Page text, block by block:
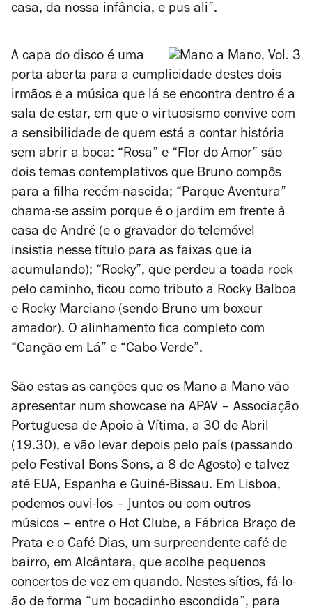
casa, da nossa infância, e pus ali”.
A capa do disco é uma
porta aberta para a cumplicidade destes dois
irmãos e a música que lá se encontra dentro é a
sala de estar, em que o virtuosismo convive com
a sensibilidade de quem está a contar história
sem abrir a boca: “Rosa” e “Flor do Amor” são
dois temas contemplativos que Bruno compôs
para a filha recém-nascida; “Parque Aventura”
chama-se assim porque é o jardim em frente à
casa de André (e o gravador do telemóvel
insistia nesse título para as faixas que ia
acumulando); “Rocky”, que perdeu a toada rock
pelo caminho, ficou como tributo a Rocky Balboa
e Rocky Marciano (sendo Bruno um boxeur
amador). O alinhamento fica completo com
“Canção em Lá” e “Cabo Verde”.
São estas as canções que os Mano a Mano vão
apresentar num showcase na APAV – Associação
Portuguesa de Apoio à Vítima, a 30 de Abril
(19.30), e vão levar depois pelo país (passando
pelo Festival Bons Sons, a 8 de Agosto) e talvez
até EUA, Espanha e Guiné-Bissau. Em Lisboa,
podemos ouvi-los – juntos ou com outros
músicos – entre o Hot Clube, a Fábrica Braço de
Prata e o Café Dias, um surpreendente café de
bairro, em Alcântara, que acolhe pequenos
concertos de vez em quando. Nestes sítios, fá-lo-
ão de forma “um bocadinho escondida”, para